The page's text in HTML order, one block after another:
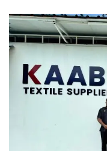
n
d
a
n
e
m